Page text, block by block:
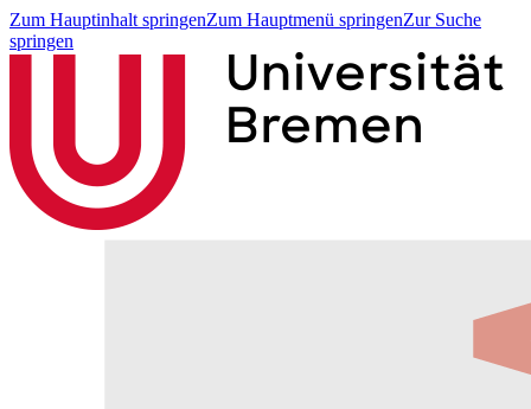
Zum Hauptinhalt springenZum Hauptmenü springenZur Suche
springen